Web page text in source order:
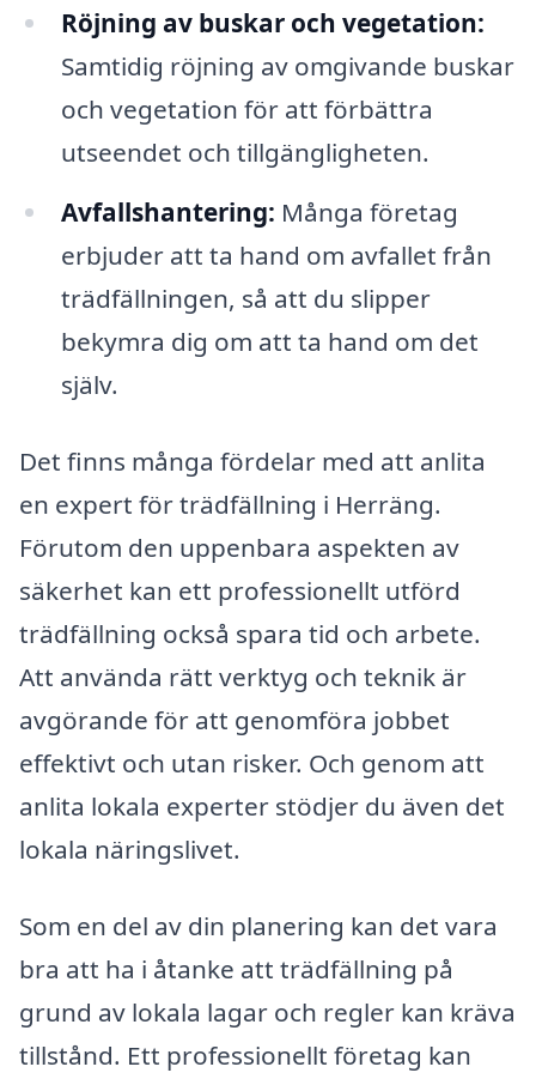
Röjning av buskar och vegetation:
Samtidig röjning av omgivande buskar
och vegetation för att förbättra
utseendet och tillgängligheten.
Avfallshantering: Många företag
erbjuder att ta hand om avfallet från
trädfällningen, så att du slipper
bekymra dig om att ta hand om det
själv.
Det finns många fördelar med att anlita
en expert för trädfällning i Herräng.
Förutom den uppenbara aspekten av
säkerhet kan ett professionellt utförd
trädfällning också spara tid och arbete.
Att använda rätt verktyg och teknik är
avgörande för att genomföra jobbet
effektivt och utan risker. Och genom att
anlita lokala experter stödjer du även det
lokala näringslivet.
Som en del av din planering kan det vara
bra att ha i åtanke att trädfällning på
grund av lokala lagar och regler kan kräva
tillstånd. Ett professionellt företag kan